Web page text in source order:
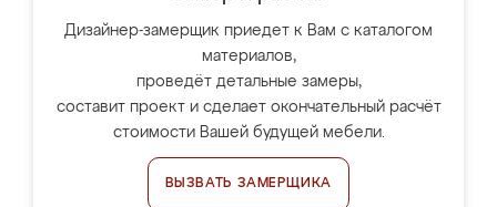
Дизайнер-замерщик приедет к Вам с каталогом
материалов,
проведёт детальные замеры,
составит проект и сделает окончательный расчёт
стоимости Вашей будущей мебели.
ВЫЗВАТЬ ЗАМЕРЩИКА